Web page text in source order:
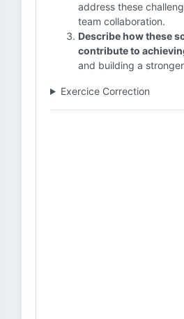
address these
team collaboration.
Describe how these
contribute to
and building a
Exercice Correction